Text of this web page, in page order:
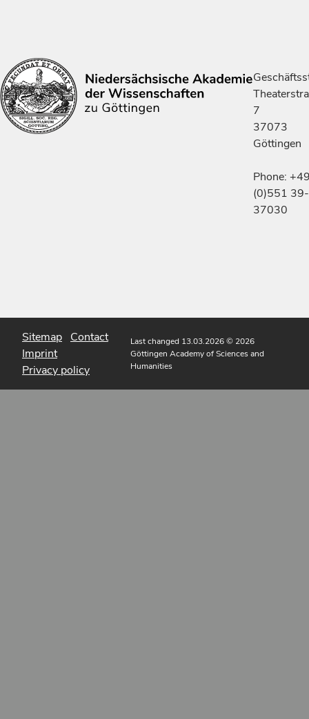
7
37073
Göttingen
Phone:
(0)551 39-
37030
Sitemap Contact
Imprint
Privacy policy
Last changed 13.03.2026© 2026
Göttingen Academy of Sciences and
Humanities